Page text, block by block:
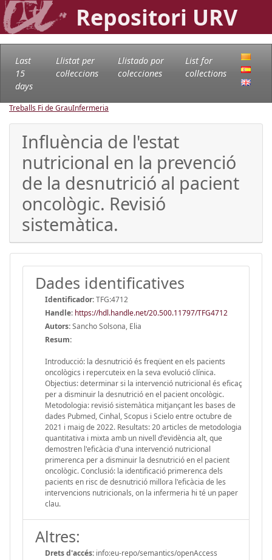
Repositori URV
Last
15
days
Llistat per
col·leccions
Llistado por
colecciones
List for
collections
Treballs Fi de GrauInfermeria
Influència de l'estat
nutricional en la prevenció
de la desnutrició al pacient
oncològic. Revisió
sistemàtica.
Dades identificatives
Identificador:TFG:4712
Handle: https://hdl.handle.net/20.500.11797/TFG4712
Autors:Sancho Solsona, Elia
Resum:
Introducció: la desnutrició és freqüent en els pacients
oncològics i repercuteix en la seva evolució clínica.
Objectius: determinar si la intervenció nutricional és eficaç
per a disminuir la desnutrició en el pacient oncològic.
Metodologia: revisió sistemàtica mitjançant les bases de
dades Pubmed, Cinhal, Scopus i Scielo entre octubre de
2021 i maig de 2022. Resultats: 20 articles de metodologia
quantitativa i mixta amb un nivell d'evidència alt, que
demostren l'eficàcia d'una intervenció nutricional
primerenca per a disminuir la desnutrició en el pacient
oncològic. Conclusió: la identificació primerenca dels
pacients en risc de desnutrició millora l'eficàcia de les
intervencions nutricionals, on la infermeria hi té un paper
clau.
Altres:
Drets d'accés: info:eu-repo/semantics/openAccess